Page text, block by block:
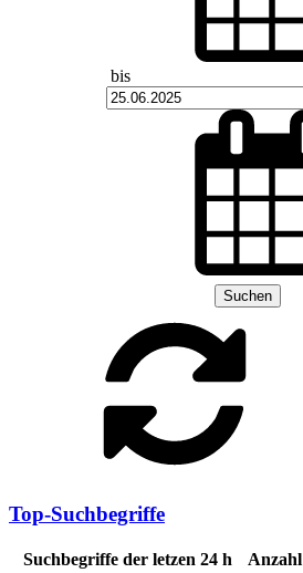
bis
Suchen
Top-Suchbegriffe
Suchbegriffe der letzen 24 h
Anzahl